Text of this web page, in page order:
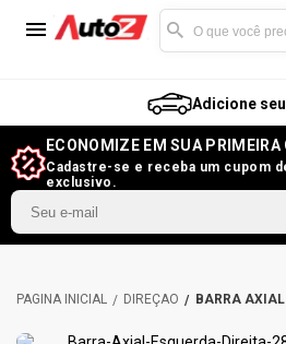
Adicione
ECONOMIZE EM SUA PRIMEIRA
Cadastre-se e receba um cupom
exclusivo.
DIREÇÃO BARRA AXIAL